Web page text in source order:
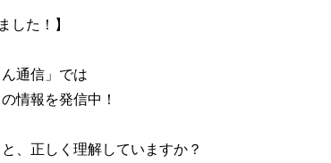
した！】
通信」では
情報を発信中！
、正しく理解していますか？